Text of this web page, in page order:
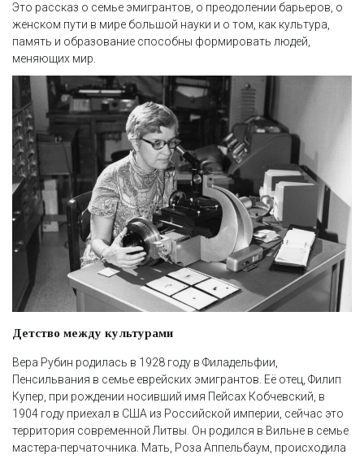
Это рассказ о семье эмигрантов, о преодолении барьеров, о
женском пути в мире большой науки и о том, как культура,
память и образование способны формировать людей,
меняющих мир.
Детство между культурами
Вера Рубин родилась в 1928 году в Филадельфии,
Пенсильвания в семье еврейских эмигрантов. Её отец, Филип
Купер, при рождении носивший имя Пейсах Кобчевский, в
1904 году приехал в США из Российской империи, сейчас это
территория современной Литвы. Он родился в Вильне в семье
мастера-перчаточника. Мать, Роза Аппельбаум, происходила